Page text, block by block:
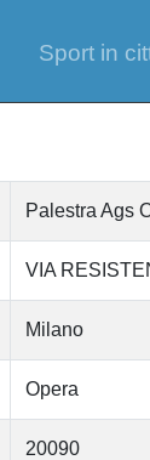
Sport in
Palestra Ags
VIA
Milano
Opera
20090